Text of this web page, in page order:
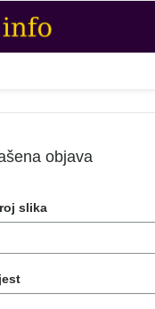
objava
slika